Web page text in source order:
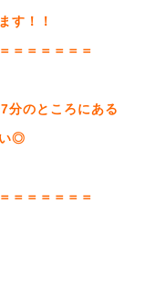
す！！
＝＝＝＝＝＝
分のところにある
い◎
＝＝＝＝＝＝